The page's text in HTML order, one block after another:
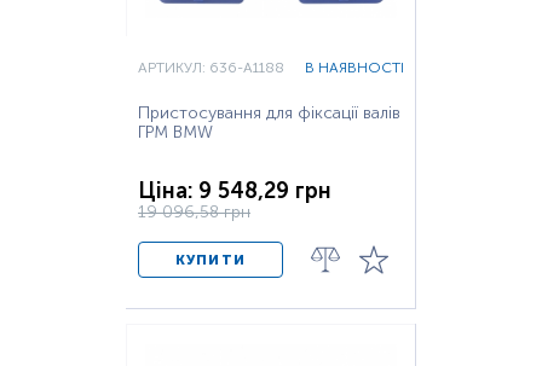
АРТИКУЛ: 636-A1188 В НАЯВНОСТІ
Пристосування для фіксації валів
ГРМ BMW
Ціна: 9 548,29 грн
19 096,58 грн
КУПИТИ